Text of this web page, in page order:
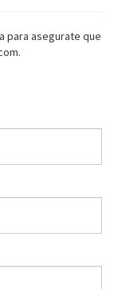
para asegurate que